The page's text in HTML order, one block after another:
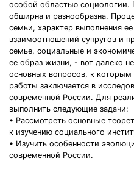
особой областью социологии.
обширна и разнообразна.
семьи, характер выполнения
взаимоотношений супругов и
семье, социальные и
ее образ жизни, - вот далеко
основных вопросов, к
работы заключается в
современной России. Для
выполнить следующие задачи:
• Рассмотреть основные
к изучению социального
• Изучить особенности
современной России.